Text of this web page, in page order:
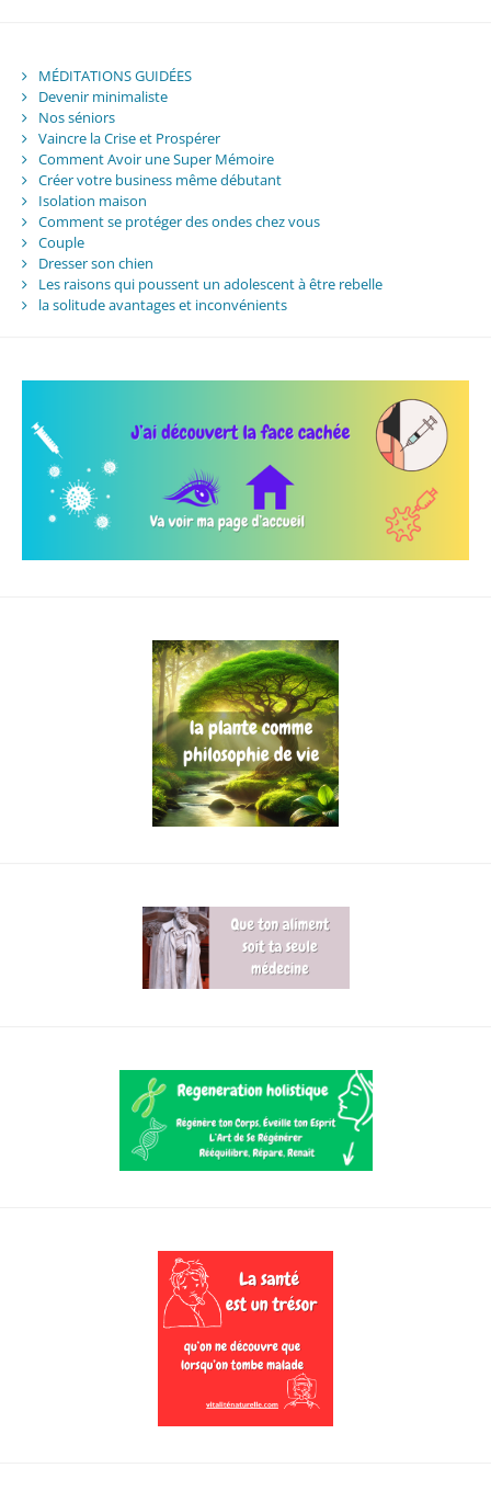
MÉDITATIONS GUIDÉES
Devenir minimaliste
Nos séniors
Vaincre la Crise et Prospérer
Comment Avoir une Super Mémoire
Créer votre business même débutant
Isolation maison
Comment se protéger des ondes chez vous
Couple
Dresser son chien
Les raisons qui poussent un adolescent à être rebelle
la solitude avantages et inconvénients